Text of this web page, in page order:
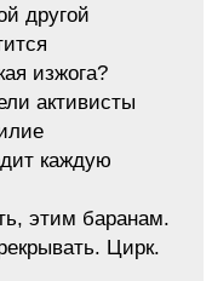
другой
изжога?
активисты
каждую
этим баранам.
Цирк.